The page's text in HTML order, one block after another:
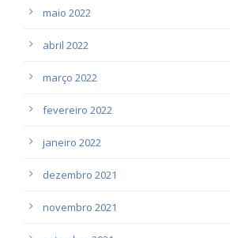
maio 2022
abril 2022
março 2022
fevereiro 2022
janeiro 2022
dezembro 2021
novembro 2021